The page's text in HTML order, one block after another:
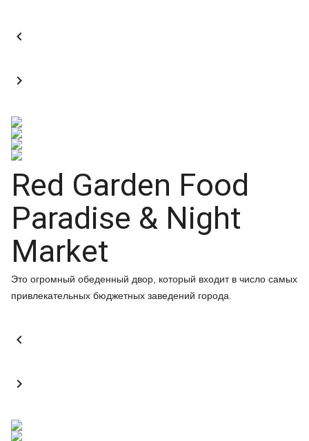


Red Garden Food
Paradise & Night
Market
Это огромный обеденный двор, который входит в число самых
привлекательных бюджетных заведений города.

